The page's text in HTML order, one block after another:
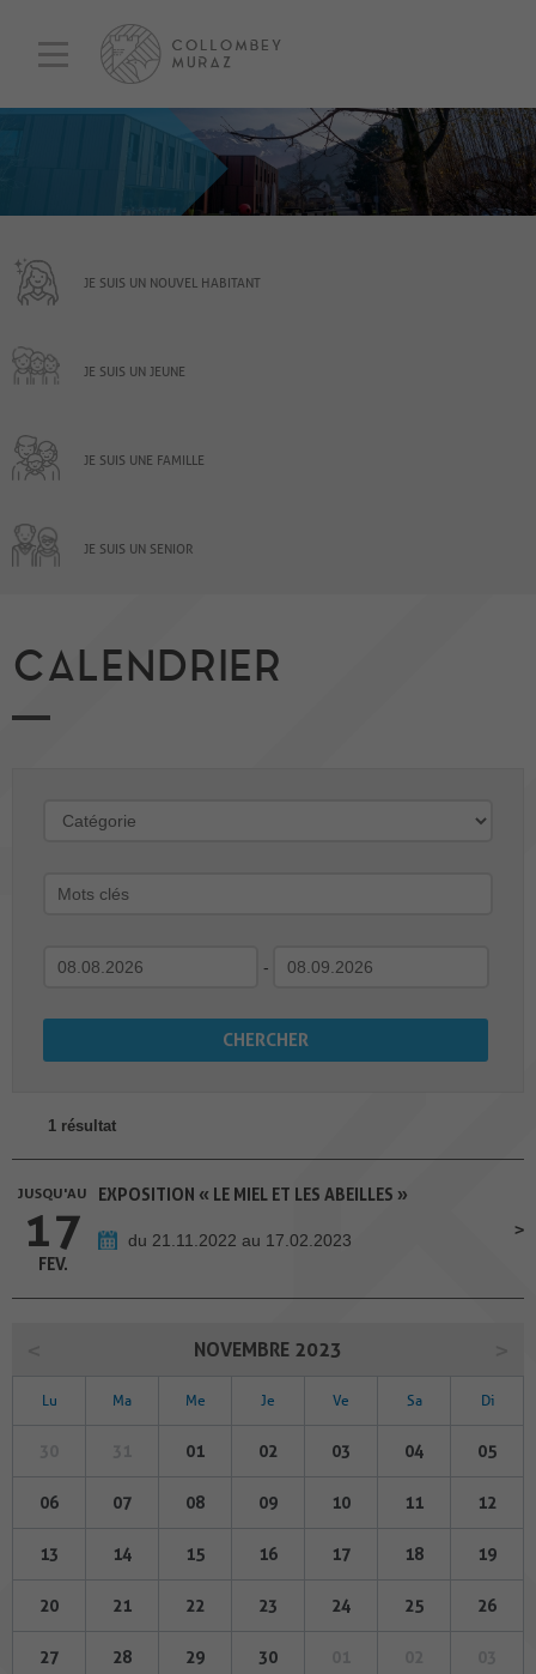
JE SUIS UN NOUVEL HABITANT
JE SUIS UN JEUNE
JE SUIS UNE FAMILLE
JE SUIS UN SENIOR
CALENDRIER
-
1 résultat
JUSQU'AU
17
FEV.
EXPOSITION « LE MIEL ET LES ABEILLES »
du 21.11.2022 au 17.02.2023
NOVEMBRE 2023
Lu Ma Me Je Ve Sa Di
01 02 03 04 05
06 07 08 09 10 11 12
13 14 15 16 17 18 19
20 21 22 23 24 25 26
27 28 29 30